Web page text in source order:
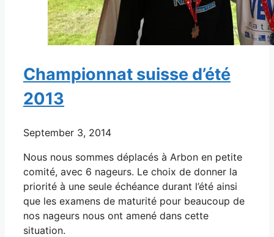
Championnat suisse d’été
2013
September 3, 2014
Nous nous sommes déplacés à Arbon en petite
comité, avec 6 nageurs. Le choix de donner la
priorité à une seule échéance durant l’été ainsi
que les examens de maturité pour beaucoup de
nos nageurs nous ont amené dans cette
situation.